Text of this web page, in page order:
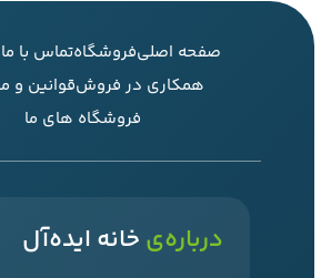
صفحه اصلیفروشگاهتماس با ما
همکاری در فروشقوانین و
فروشگاه های ما
درباره‌ی خانه ایده‌آل